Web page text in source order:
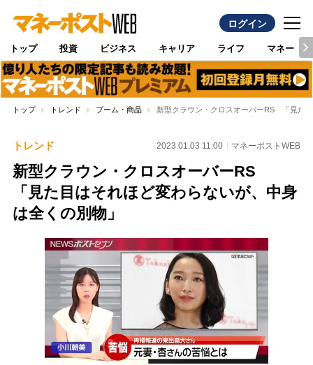
ログイン
トップ 投資 ビジネス キャリア ライフ マネー
トップ トレンド ブーム・商品 新型クラウン・クロスオーバーRS 「見た
トレンド 2023.01.03 11:00 マネーポストWEB
新型クラウン・クロスオーバーRS
「見た目はそれほど変わらないが、中身
は全くの別物」